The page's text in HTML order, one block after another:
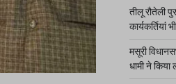
तीलू रौतेली
कार्यकर्तियां
मसूरी
धामी ने किया